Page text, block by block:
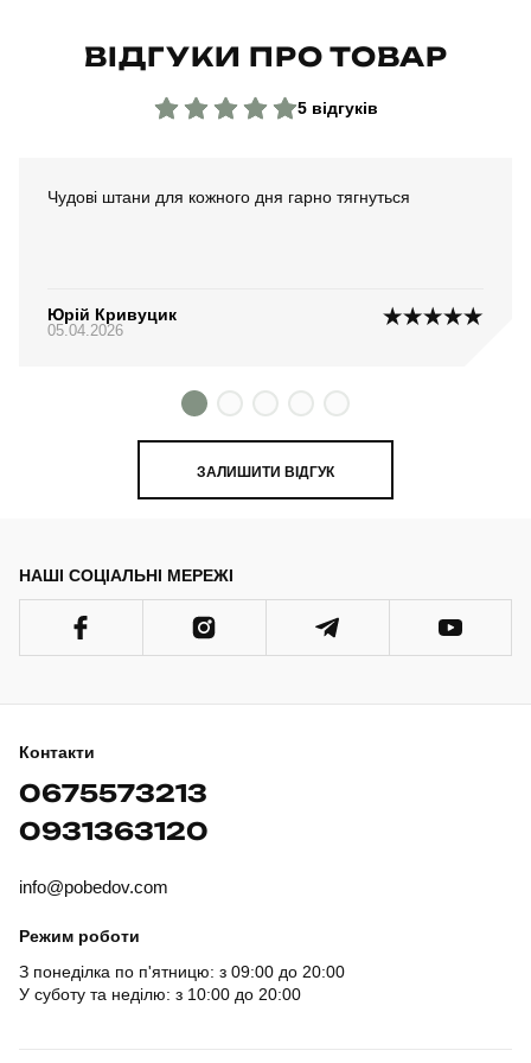
ВІДГУКИ ПРО ТОВАР
5 відгуків
Чудові штани для кожного дня гарно тягнуться
Юрій Кривуцик
05.04.2026
ЗАЛИШИТИ ВІДГУК
НАШІ СОЦІАЛЬНІ МЕРЕЖІ
Контакти
0675573213
0931363120
info@pobedov.com
Режим роботи
З понеділка по п'ятницю: з 09:00 до 20:00
У суботу та неділю: з 10:00 до 20:00